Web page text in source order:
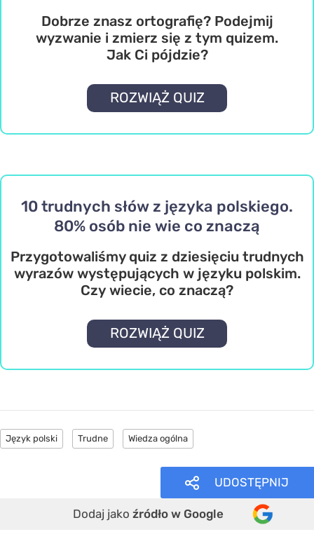
Dobrze znasz ortografię? Podejmij
wyzwanie i zmierz się z tym quizem.
Jak Ci pójdzie?
ROZWIĄŻ QUIZ
10 trudnych słów z języka polskiego.
80% osób nie wie co znaczą
Przygotowaliśmy quiz z dziesięciu trudnych
wyrazów występujących w języku polskim.
Czy wiecie, co znaczą?
ROZWIĄŻ QUIZ
Język polski Trudne Wiedza ogólna
UDOSTĘPNIJ
Dodaj jako źródło w Google